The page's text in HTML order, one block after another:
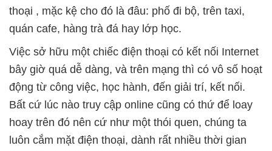
thoại , mặc kệ cho đó là đâu: phố đi bộ, trên taxi,
quán cafe, hàng trà đá hay lớp học.
Việc sở hữu một chiếc điện thoại có kết nối Internet
bây giờ quá dễ dàng, và trên mạng thì có vô số hoạt
động từ công việc, học hành, đến giải trí, kết nối.
Bất cứ lúc nào truy cập online cũng có thứ để loay
hoay trên đó nên cứ như một thói quen, chúng ta
luôn cắm mặt điện thoại, dành rất nhiều thời gian